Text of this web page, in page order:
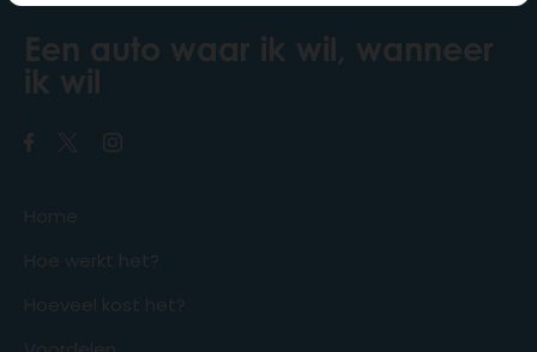
Een auto waar ik wil, wanneer
ik wil
Home
Hoe werkt het?
Hoeveel kost het?